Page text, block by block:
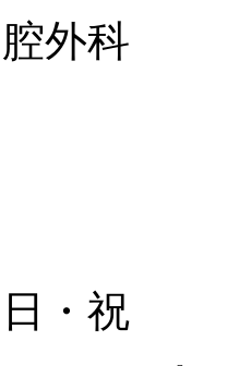
外科
・祝